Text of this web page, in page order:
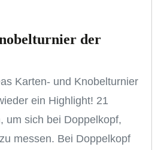
der
Karten- und Knobelturnier
ein Highlight! 21
um sich bei Doppelkopf,
messen. Bei Doppelkopf